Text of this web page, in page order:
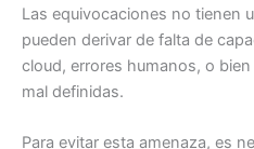
Las equivocaciones no tienen
pueden derivar de falta de
cloud, errores humanos, o
mal definidas.
Para evitar esta amenaza, es